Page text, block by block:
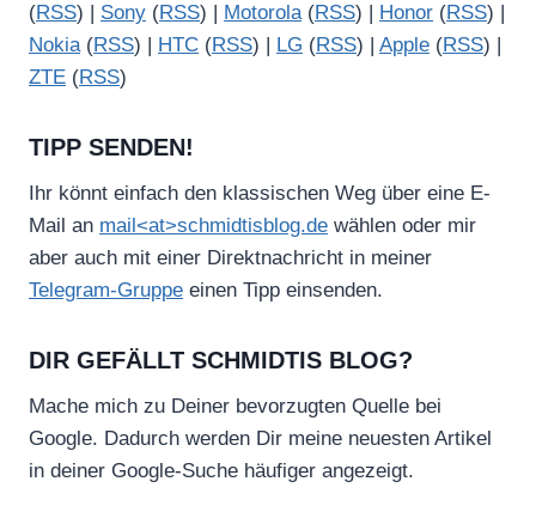
(RSS) | Sony (RSS) | Motorola(RSS) | Honor (RSS) |
Nokia(RSS) | HTC (RSS) | LG (RSS) | Apple (RSS) |
ZTE (RSS)
TIPP SENDEN!
Ihr könnt einfach den klassischen Weg über eine E-
Mail an mail<at>schmidtisblog.de wählen oder mir
aber auch mit einer Direktnachricht in meiner
Telegram-Gruppe einen Tipp einsenden.
DIR GEFÄLLT SCHMIDTIS BLOG?
Mache mich zu Deiner bevorzugten Quelle bei
Google. Dadurch werden Dir meine neuesten Artikel
in deiner Google-Suche häufiger angezeigt.